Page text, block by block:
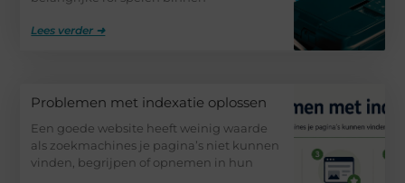
Lees verder ➜
Problemen met indexatie oplossen
Een goede website heeft weinig waarde
als zoekmachines je pagina’s niet kunnen
vinden, begrijpen of opnemen in hun